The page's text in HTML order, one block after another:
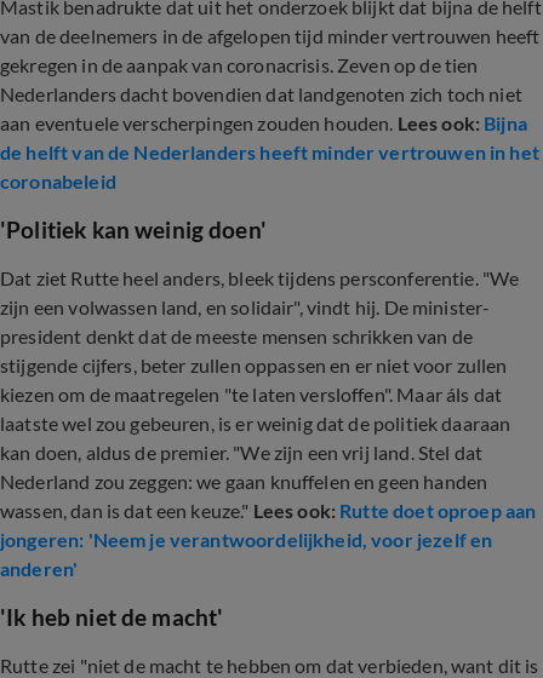
Mastik benadrukte dat uit het onderzoek blijkt dat bijna de helft
van de deelnemers in de afgelopen tijd minder vertrouwen heeft
gekregen in de aanpak van coronacrisis. Zeven op de tien
Nederlanders dacht bovendien dat landgenoten zich toch niet
aan eventuele verscherpingen zouden houden. Lees ook: Bijna
de helft van de Nederlanders heeft minder vertrouwen in het
coronabeleid
'Politiek kan weinig doen'
Dat ziet Rutte heel anders, bleek tijdens persconferentie. "We
zijn een volwassen land, en solidair", vindt hij. De minister-
president denkt dat de meeste mensen schrikken van de
stijgende cijfers, beter zullen oppassen en er niet voor zullen
kiezen om de maatregelen "te laten versloffen". Maar áls dat
laatste wel zou gebeuren, is er weinig dat de politiek daaraan
kan doen, aldus de premier. "We zijn een vrij land. Stel dat
Nederland zou zeggen: we gaan knuffelen en geen handen
wassen, dan is dat een keuze." Lees ook: Rutte doet oproep aan
jongeren: 'Neem je verantwoordelijkheid, voor jezelf en
anderen'
'Ik heb niet de macht'
Rutte zei "niet de macht te hebben om dat verbieden, want dit is